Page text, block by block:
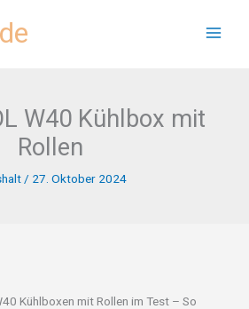
W40 Kühlbox mit
Rollen
/ 27. Oktober 2024
Kühlboxen mit Rollen im Test – So